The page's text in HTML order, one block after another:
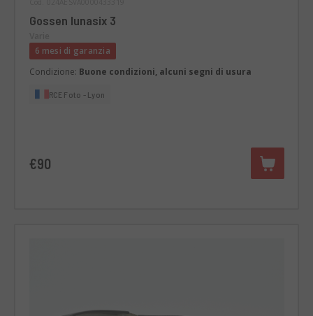
Gossen lunasix 3
6 mesi di garanzia
Condizione: Buone condizioni, alcuni segni di usura
RCE Foto - Lyon
€90